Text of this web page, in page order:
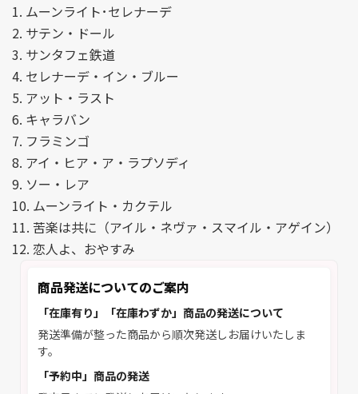
1. ムーンライト･セレナーデ
2. サテン・ドール
3. サンタフェ鉄道
4. セレナーデ・イン・ブルー
5. アット・ラスト
6. キャラバン
7. フラミンゴ
8. アイ・ヒア・ア・ラプソディ
9. ソー・レア
10. ムーンライト・カクテル
11. 苦楽は共に（アイル・ネヴァ・スマイル・アゲイン）
12. 恋人よ、おやすみ
商品発送についてのご案内
「在庫有り」「在庫わずか」商品の発送について
発送準備が整った商品から順次発送しお届けいたしま
す。
「予約中」商品の発送